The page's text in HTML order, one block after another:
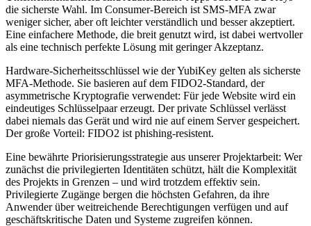
die sicherste Wahl. Im Consumer-Bereich ist SMS-MFA zwar
weniger sicher, aber oft leichter verständlich und besser akzeptiert.
Eine einfachere Methode, die breit genutzt wird, ist dabei wertvoller
als eine technisch perfekte Lösung mit geringer Akzeptanz.
Hardware-Sicherheitsschlüssel wie der YubiKey gelten als sicherste
MFA-Methode. Sie basieren auf dem FIDO2-Standard, der
asymmetrische Kryptografie verwendet: Für jede Website wird ein
eindeutiges Schlüsselpaar erzeugt. Der private Schlüssel verlässt
dabei niemals das Gerät und wird nie auf einem Server gespeichert.
Der große Vorteil: FIDO2 ist phishing-resistent.
Eine bewährte Priorisierungsstrategie aus unserer Projektarbeit: Wer
zunächst die privilegierten Identitäten schützt, hält die Komplexität
des Projekts in Grenzen – und wird trotzdem effektiv sein.
Privilegierte Zugänge bergen die höchsten Gefahren, da ihre
Anwender über weitreichende Berechtigungen verfügen und auf
geschäftskritische Daten und Systeme zugreifen können.